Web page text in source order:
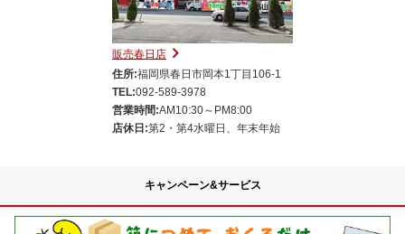
販売春日店
住所:福岡県春日市岡本1丁目106-1
TEL:092-589-3978
営業時間:AM10:30～PM8:00
店休日:第2・第4水曜日、年末年始
キャンペーン&サービス